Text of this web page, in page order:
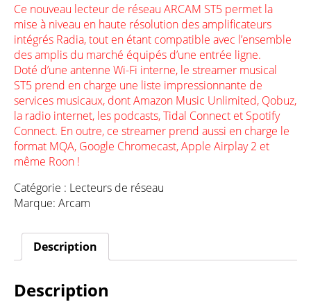
Ce nouveau lecteur de réseau ARCAM ST5 permet la
mise à niveau en haute résolution des amplificateurs
intégrés Radia, tout en étant compatible avec l’ensemble
des amplis du marché équipés d’une entrée ligne.
Doté d’une antenne Wi-Fi interne, le streamer musical
ST5 prend en charge une liste impressionnante de
services musicaux, dont Amazon Music Unlimited, Qobuz,
la radio internet, les podcasts, Tidal Connect et Spotify
Connect. En outre, ce streamer prend aussi en charge le
format MQA, Google Chromecast, Apple Airplay 2 et
même Roon !
Catégorie : Lecteurs de réseau
Marque: Arcam
Description
Description